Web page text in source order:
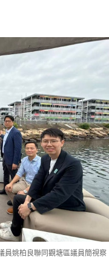
員姚柏良聯同觀塘區議員簡視察